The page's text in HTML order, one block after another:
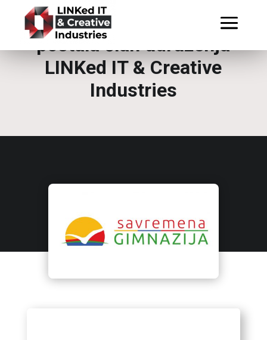
Savremena gimnazija
postala član udruženja
LINKed IT & Creative
Industries